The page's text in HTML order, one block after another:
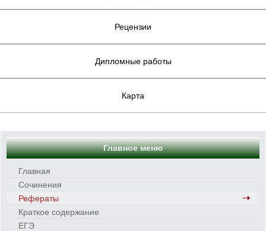
Рецензии
Дипломные работы
Карта
Главное меню
Главная
Сочинения
Рефераты
Краткое содержание
ЕГЭ